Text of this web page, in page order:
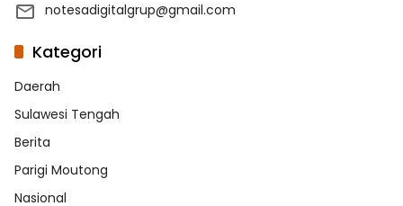
notesadigitalgrup@gmail.com
Kategori
Daerah
Sulawesi Tengah
Berita
Parigi Moutong
Nasional